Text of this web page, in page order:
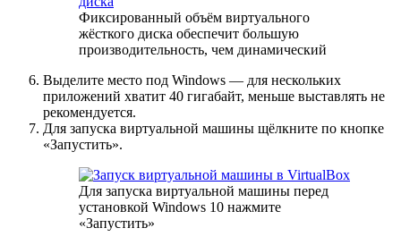
Фиксированный объём виртуального
жёсткого диска обеспечит большую
производительность, чем динамический
Выделите место под Windows — для нескольких
приложений хватит 40 гигабайт, меньше выставлять не
рекомендуется.
Для запуска виртуальной машины щёлкните по кнопке
«Запустить».
Для запуска виртуальной машины перед
установкой Windows 10 нажмите
«Запустить»